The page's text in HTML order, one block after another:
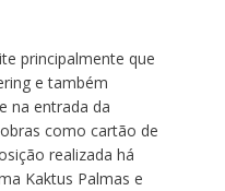
principalmente que
e também
na entrada da
como cartão de
realizada há
Kaktus Palmas e